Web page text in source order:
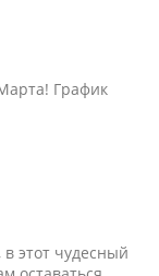
График
этот чудесный